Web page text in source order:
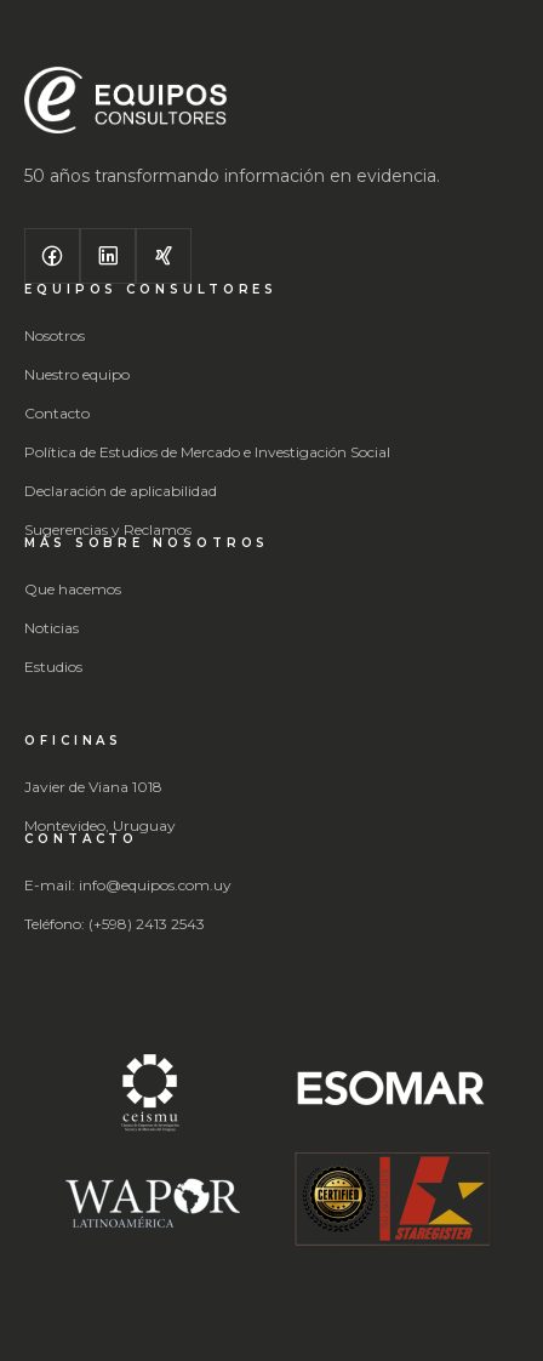
50 años transformando información en evidencia.
EQUIPOS CONSULTORES
Nosotros
Nuestro equipo
Contacto
Política de Estudios de Mercado e Investigación Social
Declaración de aplicabilidad
Sugerencias y Reclamos
MÁS SOBRE NOSOTROS
Que hacemos
Noticias
Estudios
OFICINAS
Javier de Viana 1018
Montevideo, Uruguay
CONTACTO
E-mail: info@equipos.com.uy
Teléfono: (+598) 2413 2543